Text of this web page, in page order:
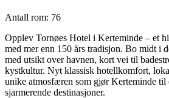
Antall rom: 76
Opplev Tornøes Hotel i Kerteminde – et
med mer enn 150 års tradisjon. Bo midt i
med utsikt over havnen, kort vei til
kystkultur. Nyt klassisk hotellkomfort,
unike atmosfæren som gjør Kerteminde til
sjarmerende destinasjoner.